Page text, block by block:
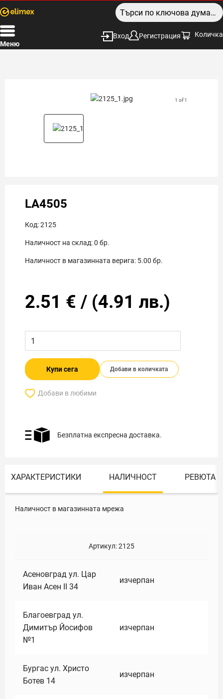
Меню
Вход Регистрация Количка
1 of 1
LA4505
Код:2125
Наличност на склад:0 бр.
Наличност в магазинната верига: 5.00 бр.
2.51 € / (4.91 лв.)
Купи сега Добави в количката
Добави в любими
Безплатна експресна доставка.
ХАРАКТЕРИСТИКИ НАЛИЧНОСТ РЕВЮТА
Наличност в магазинната мрежа
Артикул:2125
Асеновград ул. Цар
Иван Асен II 34
изчерпан
Благоевград ул.
Димитър Йосифов
№1
изчерпан
Бургас ул. Христо
Ботев 14
изчерпан